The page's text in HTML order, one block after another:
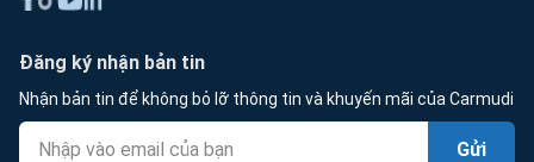
Đăng ký nhận bản tin
Nhận bản tin để không bỏ lỡ thông tin và khuyến mãi của Carmudi
Gửi